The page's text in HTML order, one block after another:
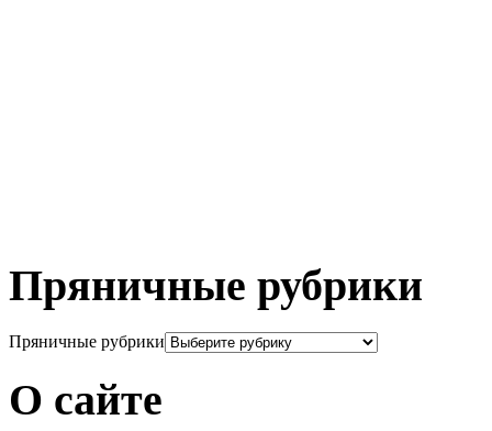
Пряничные рубрики
Пряничные рубрики
О сайте